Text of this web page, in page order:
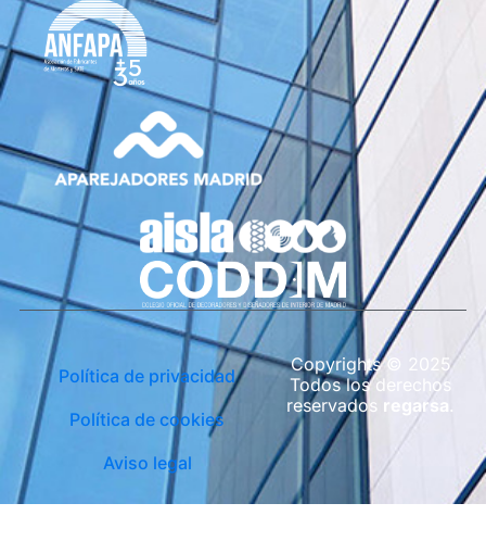
Política de privacidad
Política de cookies
Aviso legal
Copyrights © 2025
Todos los derechos
reservados regarsa .